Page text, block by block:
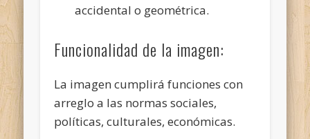
accidental o geométrica.
Funcionalidad de la imagen:
La imagen cumplirá funciones con
arreglo a las normas sociales,
políticas, culturales, económicas.